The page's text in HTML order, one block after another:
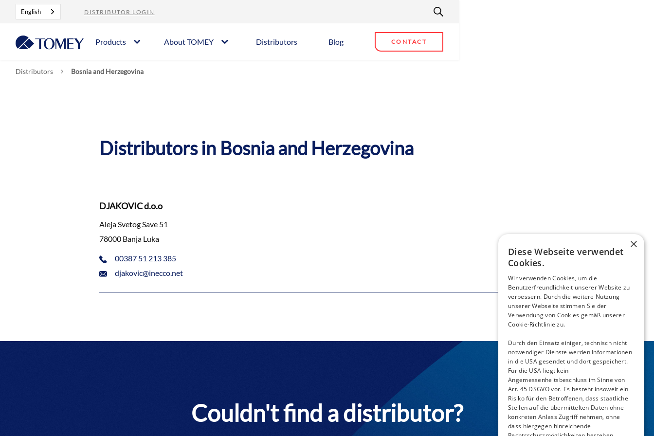
English DISTRIBUTOR LOGIN
Products About TOMEY Distributors Blog CONTACT
Distributors Bosnia and Herzegovina
Distributors in Bosnia and Herzegovina
DJAKOVIC d.o.o
Aleja Svetog Save 51
78000 Banja Luka
00387 51 213 385
djakovic@inecco.net
Couldn't find a distributor?
×
Diese Webseite verwendet
Cookies.
Wir verwenden Cookies, um die
Benutzerfreundlichkeit unserer Website zu
verbessern. Durch die weitere Nutzung
unserer Webseite stimmen Sie der
Verwendung von Cookies gemäß unserer
Cookie-Richtlinie zu.
Durch den Einsatz einiger, technisch nicht
notwendiger Dienste werden Informationen
in die USA gesendet und dort gespeichert.
Für die USA liegt kein
Angemessenheitsbeschluss im Sinne von
Art. 45 DSGVO vor. Es besteht insoweit ein
Risiko für den Betroffenen, dass staatliche
Stellen auf die übermittelten Daten ohne
konkreten Anlass Zugriff nehmen, ohne
dass hiergegen hinreichende